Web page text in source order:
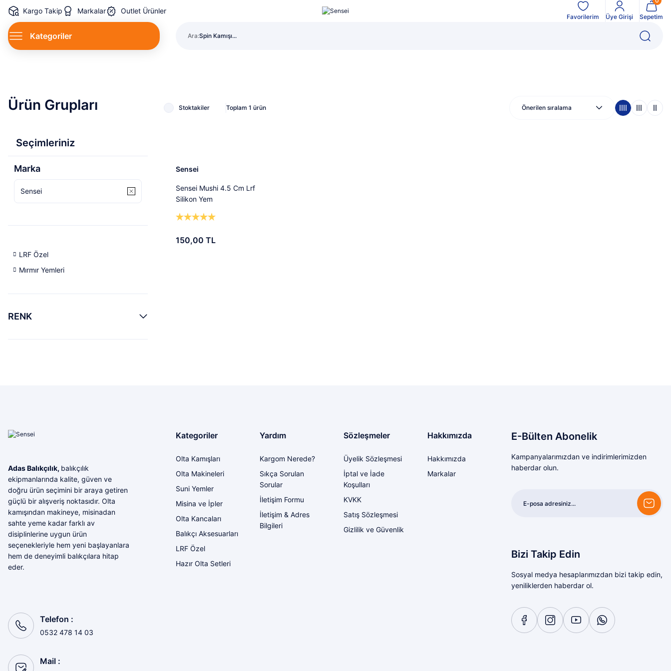
Kargo Takip Markalar Outlet Ürünler
Favorilerim Üye Girişi Sepetim
Kategoriler Ara:Spin Kamışı...
Ürün Grupları
Seçimleriniz
Marka
Sensei
LRF Özel
Mırmır Yemleri
RENK
Stoktakiler Toplam 1 ürün
Sensei
Sensei Mushi 4.5 Cm Lrf
Silikon Yem
150,00 TL
Adas Balıkçılık, balıkçılık
ekipmanlarında kalite, güven ve
doğru ürün seçimini bir araya getiren
güçlü bir alışveriş noktasıdır. Olta
kamışından makineye, misinadan
sahte yeme kadar farklı av
disiplinlerine uygun ürün
seçenekleriyle hem yeni başlayanlara
hem de deneyimli balıkçılara hitap
eder.
Telefon :
0532 478 14 03
Mail :
Kategoriler
Olta Kamışları
Olta Makineleri
Suni Yemler
Misina ve İpler
Olta Kancaları
Balıkçı Aksesuarları
LRF Özel
Hazır Olta Setleri
Yardım
Kargom Nerede?
Sıkça Sorulan
Sorular
İletişim Formu
İletişim & Adres
Bilgileri
Sözleşmeler
Üyelik Sözleşmesi
İptal ve İade
Koşulları
KVKK
Satış Sözleşmesi
Gizlilik ve Güvenlik
Hakkımızda
Hakkımızda
Markalar
E-Bülten Abonelik
Kampanyalarımızdan ve indirimlerimizden
haberdar olun.
Bizi Takip Edin
Sosyal medya hesaplarımızdan bizi takip edin,
yeniliklerden haberdar ol.